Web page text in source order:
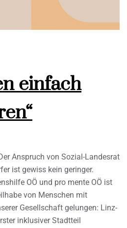
einfach
Anspruch von Sozial-Landesrat
ist gewiss kein geringer.
OÖ und pro mente OÖ ist
von Menschen mit
Gesellschaft gelungen: Linz-
inklusiver Stadtteil